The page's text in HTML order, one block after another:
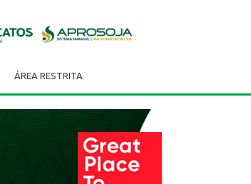
ÁREA RESTRITA